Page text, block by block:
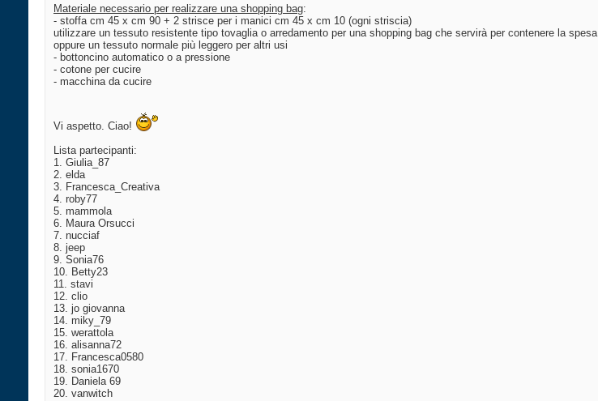
Materiale necessario per realizzare una shopping bag:
- stoffa cm 45 x cm 90 + 2 strisce per i manici cm 45 x cm 10 (ogni striscia)
utilizzare un tessuto resistente tipo tovaglia o arredamento per una shopping bag che servirà per contenere la spesa
oppure un tessuto normale più leggero per altri usi
- bottoncino automatico o a pressione
- cotone per cucire
- macchina da cucire
Vi aspetto. Ciao!
Lista partecipanti:
1. Giulia_87
2. elda
3. Francesca_Creativa
4. roby77
5. mammola
6. Maura Orsucci
7. nucciaf
8. jeep
9. Sonia76
10. Betty23
11. stavi
12. clio
13. jo giovanna
14. miky_79
15. werattola
16. alisanna72
17. Francesca0580
18. sonia1670
19. Daniela 69
20. vanwitch